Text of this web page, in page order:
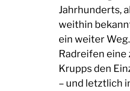
Jahrhunderts,
weithin
ein weiter
Radreifen
Krupps den
– und letztlich